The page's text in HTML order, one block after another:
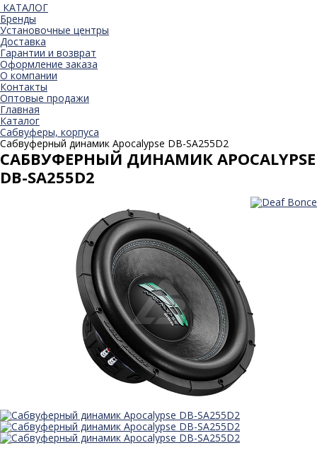
КАТАЛОГ
Бренды
Установочные центры
Доставка
Гарантии и возврат
Оформление заказа
О компании
Контакты
Оптовые продажи
Главная
Каталог
Сабвуферы, корпуса
Сабвуферный динамик Apocalypse DB-SA255D2
САБВУФЕРНЫЙ ДИНАМИК APOCALYPSE
DB-SA255D2